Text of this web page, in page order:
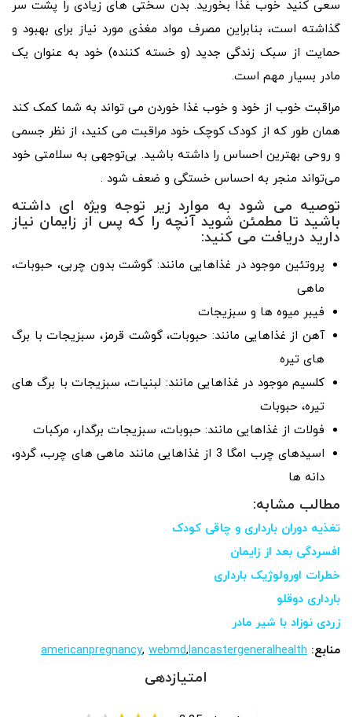
سعی کنید خوب غذا بخورید. بدن سختی های زیادی را پشت سر
گذاشته است، بنابراین مصرف مواد مغذی مورد نیاز برای بهبود و
حمایت از سبک زندگی جدید (و خسته کننده) خود به عنوان یک
مادر بسیار مهم است.
مراقبت خوب از خود و خوب غذا خوردن می تواند به شما کمک کند
همان طور که از کودک کوچک خود مراقبت می کنید، از نظر جسمی
و روحی بهترین احساس را داشته باشید. بی‌توجهی به سلامتی خود
می‌تواند منجر به احساس خستگی و ضعف شود .
توصیه می شود به موارد زیر توجه ویژه ای داشته
باشید تا مطمئن شوید آنچه را که پس از زایمان نیاز
دارید دریافت می کنید:
پروتئین موجود در غذاهایی مانند: گوشت بدون چربی، حبوبات،
ماهی
فیبر میوه ها و سبزیجات
آهن از غذاهایی مانند: حبوبات، گوشت قرمز، سبزیجات با برگ
های تیره
کلسیم موجود در غذاهایی مانند: لبنیات، سبزیجات با برگ های
تیره، حبوبات
فولات از غذاهایی مانند: حبوبات، سبزیجات برگدار، مرکبات
اسیدهای چرب امگا 3 از غذاهایی مانند ماهی های چرب، گردو،
دانه ها
مطالب مشابه:
تغذیه دوران بارداری و چاقی کودک
افسردگی بعد از زایمان
خطرات اورولوژیک بارداری
بارداری دوقلو
زردی نوزاد با شیر مادر
منابع:
americanpregnancy, webmd,lancastergeneralhealth
امتیازدهی